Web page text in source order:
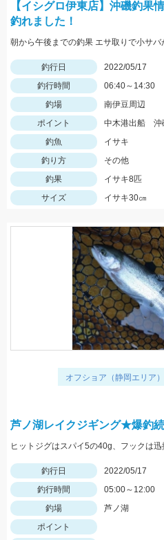
【イシグロ伊東店】沖磯釣果
釣れました！
朝から午後までの釣果 エサ取りで小サバ
釣行日
2022/05/17
釣行時間
06:40～14:30
釣場
南伊豆周辺
ポイント
中木港出船 沖
釣魚
イサキ
釣り方
その他
釣果
イサキ8匹
サイズ
イサキ30㎝
オフショア（静岡エリア
芦ノ湖レイクジギング★爆釣
ヒットジグはスパイ5の40g、フックは迅
釣行日
2022/05/17
釣行時間
05:00～12:00
釣場
芦ノ湖
ポイント